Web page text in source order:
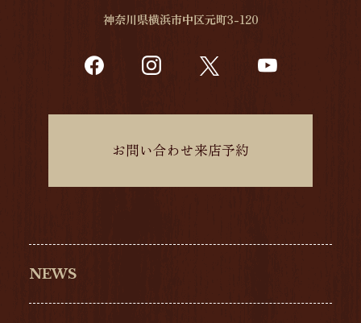
NEWS
神奈川県横浜市中区元町3-120
お問い合わせ来店予約